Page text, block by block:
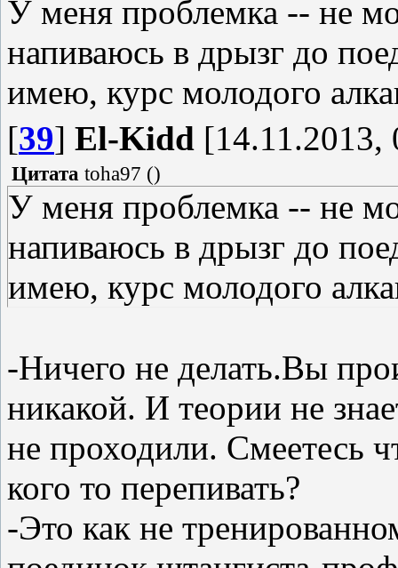
У меня проблемка -- не
напиваюсь в дрызг до
имею, курс молодого
[39] El-Kidd [14.11.2013,
Цитата toha97 ()
У меня проблемка -- не
напиваюсь в дрызг до
имею, курс молодого
-Ничего не делать.Вы
никакой. И теории не
не проходили. Смеетесь
кого то перепивать?
-Это как не